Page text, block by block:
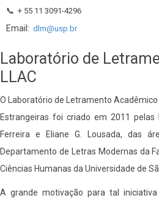
📞 + 55 11 3091-4296
Email: dlm@usp.br
Laboratório de
LLAC
O Laboratório de Letramento
Estrangeiras foi criado em 2011 pelas
Ferreira e Eliane G. Lousada, das
Departamento de Letras Modernas da
Ciências Humanas da Universidade de
A grande motivação para tal